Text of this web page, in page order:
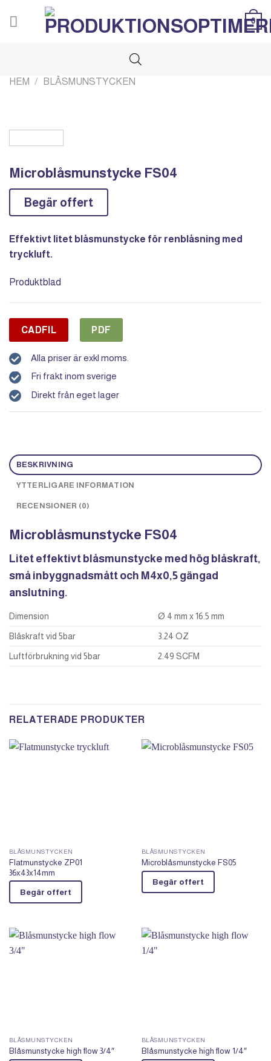
0
HEM / BLÅSMUNSTYCKEN
Microblåsmunstycke FS04
Begär offert
Effektivt litet blåsmunstycke för renblåsning med
tryckluft.
Produktblad
CADFIL PDF
Alla priser är exkl moms.
Fri frakt inom sverige
Direkt från eget lager
BESKRIVNING
YTTERLIGARE INFORMATION
RECENSIONER (0)
Microblåsmunstycke FS04
Litet effektivt blåsmunstycke med hög blåskraft,
små inbyggnadsmått och M4x0,5 gängad
anslutning.
Dimension Ø 4 mm x 16.5 mm
Blåskraft vid 5bar 3.24 OZ
Luftförbrukning vid 5bar 2.49 SCFM
RELATERADE PRODUKTER
BLÅSMUNSTYCKEN
Flatmunstycke ZP01
36x43x14mm
Begär offert
BLÅSMUNSTYCKEN
Microblåsmunstycke FS05
Begär offert
BLÅSMUNSTYCKEN
Blåsmunstycke high flow 3/4″
BLÅSMUNSTYCKEN
Blåsmunstycke high flow 1/4″